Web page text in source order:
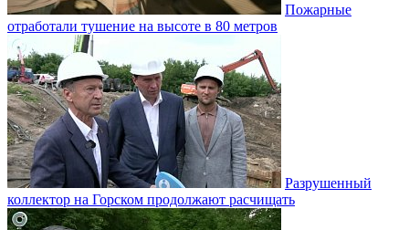
Пожарные
отработали тушение на высоте в 80 метров
Разрушенный
коллектор на Горском продолжают расчищать